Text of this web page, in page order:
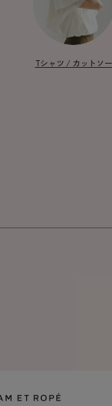
Tシャツ / カットソー